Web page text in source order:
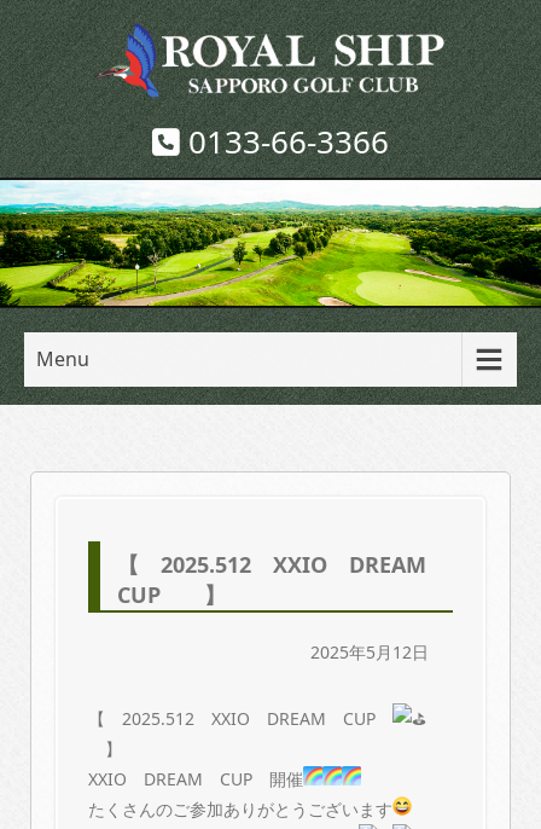
0133-66-3366
Menu
【 2025.512 XXIO DREAM
CUP 】
2025年5月12日
【 2025.512 XXIO DREAM CUP
】
XXIO DREAM CUP 開催
たくさんのご参加ありがとうございます